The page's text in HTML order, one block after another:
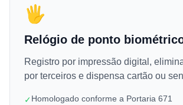
🖐️
Relógio de ponto
Registro por impressão digital,
por terceiros e dispensa cartão ou
✓Homologado conforme a Portaria 671